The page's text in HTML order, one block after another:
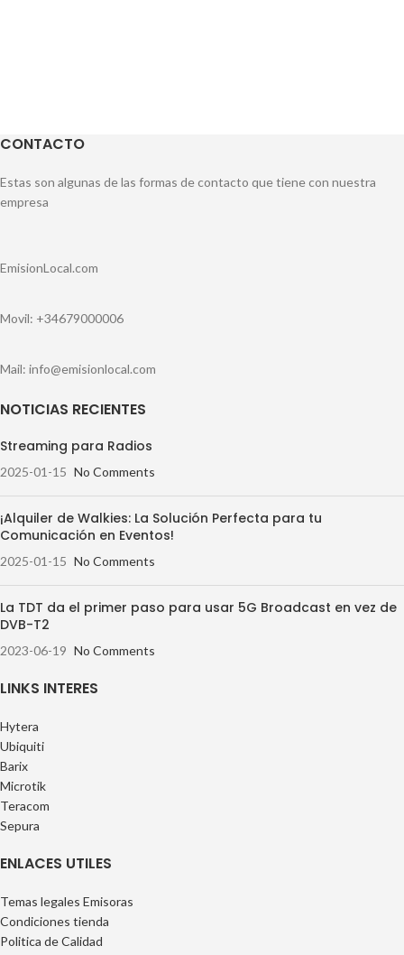
CONTACTO
Estas son algunas de las formas de contacto que tiene con nuestra
empresa
EmisionLocal.com
Movil: +34679000006
Mail: info@emisionlocal.com
NOTICIAS RECIENTES
Streaming para Radios
2025-01-15 No Comments
¡Alquiler de Walkies: La Solución Perfecta para tu
Comunicación en Eventos!
2025-01-15 No Comments
La TDT da el primer paso para usar 5G Broadcast en vez de
DVB-T2
2023-06-19 No Comments
LINKS INTERES
Hytera
Ubiquiti
Barix
Microtik
Teracom
Sepura
ENLACES UTILES
Temas legales Emisoras
Condiciones tienda
Politica de Calidad